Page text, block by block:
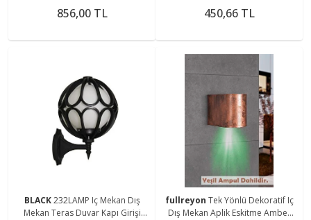
856,00 TL
Balkon Apliği
450,66 TL
BLACK232LAMP Iç Mekan Dış
Mekan Teras Duvar Kapı Girişi
fullreyon Tek Yönlü Dekoratif Iç
Dış Mekan Aplik Eskitme Amber